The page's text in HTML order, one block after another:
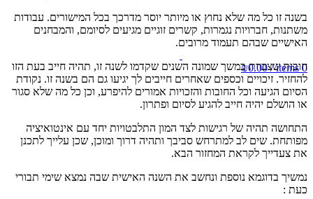
0
items
/
₪0.00
בשנה זו כל מה שלא נחוץ או מיותר יוסר מדרכך בכל המישורים. עבודות
משתנות, חברויות נגמרות, קשרים זוגיים מגיעים לסיומם, והמבחנים
האישיים שבהם תעמוד מרובים.
חובות שצברת במשך שמונה השנים שקדמו לשנה זו, תהיה חייב בעת הזו
להחזיר. זיכויים וכספים שאחרים חייבים לך יגיעו גם הם בשנה זו. נקודת
הסיום הגיעה וכל החובות והזכויות אמורים להיפרע, וכן כל מה שלא סגור
או הושלם יהיה חייב להגיע לסיום ופתרון.
התחושה תהיה של רגישות לצד המון התלבטויות יחד עם אינטואיציה
מפותחת. שים לב למתרחש סביבך ותהיה דרוך ומוכן, שכן עלייך לתכנן
את צעדייך לקראת המחזור הבא.
נמשיך בדוגמא נוספת ונחשב את השנה האישית שבה נמצא שימי תבורי
כעת :